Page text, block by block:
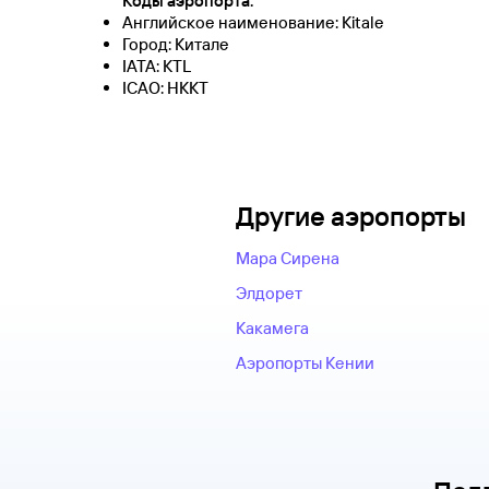
Английское наименование: Kitale
Город: Китале
IATA: KTL
ICAO: HKKT
Другие аэропорты
Мара Сирена
Элдорет
Какамега
Аэропорты Кении